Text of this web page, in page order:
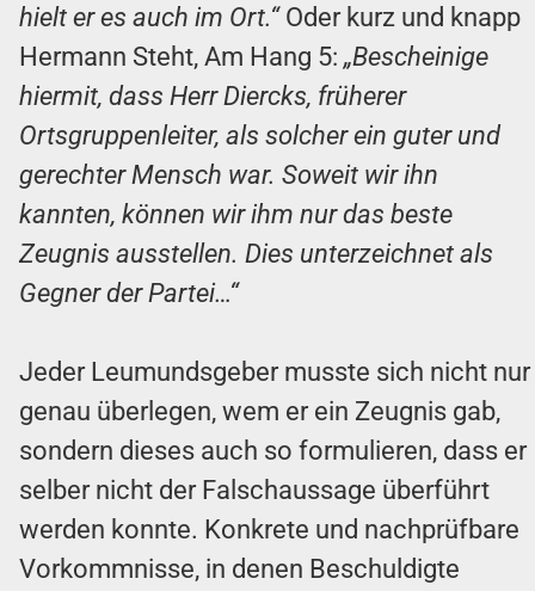
hielt er es auch im Ort.“Oder kurz und knapp
Hermann Steht, Am Hang 5: „Bescheinige
hiermit, dass Herr Diercks, früherer
Ortsgruppenleiter, als solcher ein guter und
gerechter Mensch war. Soweit wir ihn
kannten, können wir ihm nur das beste
Zeugnis ausstellen. Dies unterzeichnet als
Gegner der Partei…“
Jeder Leumundsgeber musste sich nicht nur
genau überlegen, wem er ein Zeugnis gab,
sondern dieses auch so formulieren, dass er
selber nicht der Falschaussage überführt
werden konnte. Konkrete und nachprüfbare
Vorkommnisse, in denen Beschuldigte